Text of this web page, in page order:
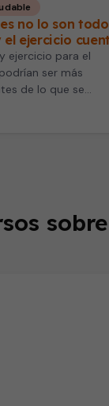
no lo son
el ejercicio
ejercicio para el
ser más
de lo que se